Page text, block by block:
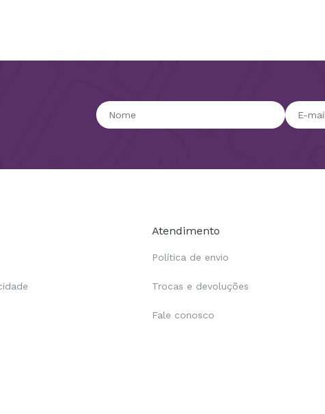
Atendimento
Política de envio
Trocas e devoluções
Fale conosco